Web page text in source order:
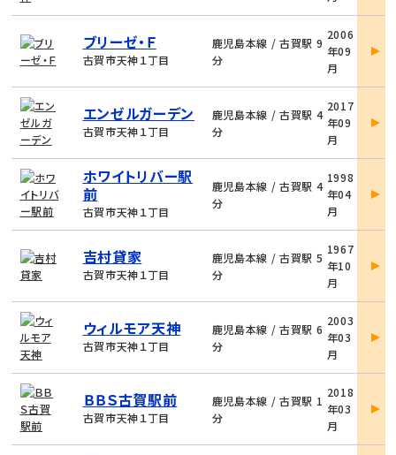
ブリーゼ・Ｆ
古賀市天神１丁目
鹿児島本線 / 古賀駅 9
分
2006
年09
月
詳
エンゼルガーデン
古賀市天神１丁目
鹿児島本線 / 古賀駅 4
分
2017
年09
月
詳
ホワイトリバー駅
前
古賀市天神１丁目
鹿児島本線 / 古賀駅 4
分
1998
年04
月
詳
吉村貸家
古賀市天神１丁目
鹿児島本線 / 古賀駅 5
分
1967
年10
月
詳
ウィルモア天神
古賀市天神１丁目
鹿児島本線 / 古賀駅 6
分
2003
年03
月
詳
ＢＢＳ古賀駅前
古賀市天神１丁目
鹿児島本線 / 古賀駅 1
分
2018
年03
月
詳